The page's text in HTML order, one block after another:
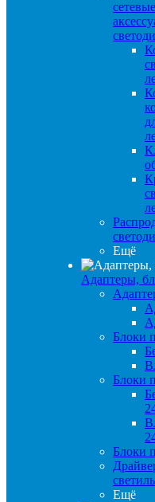
Ещё
Адаптеры,
Блоки
Блоки
Блоки
Ещё